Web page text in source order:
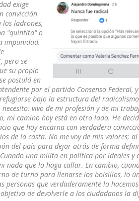
exige
convicción
ladrones,
"quintita" o
impunidad.
pero se
su propio
postuló en
por el partido Consenso Federal,
bajo la estructura del
vivo de mi profesión y de mi
mi camino hoy está en otro lado. He
que hoy encarna con verdadera
de la casta. No me voy de mis valores;
del país para dejar atrás de forma
una milita en política por ideales
nada que lo haga callar. En cambio,
de turno para llenarse los bolsillos, lo
personas que verdaderamente lo
de devolverle a los ciudadanos la